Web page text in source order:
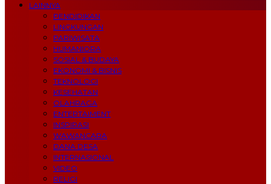
LAINNYA
PENDIDIKAN
LINGKUNGAN
PARIWISATA
HUMANIORA
SOSIAL & BUDAYA
EKONOMI & BISNIS
TEKNOLOGI
KESEHATAN
OLAHRAGA
ENTERTAIMENT
INSPIRASI
WAWANCARA
DANA DESA
INTERNASIONAL
VIDEO
RELIGI